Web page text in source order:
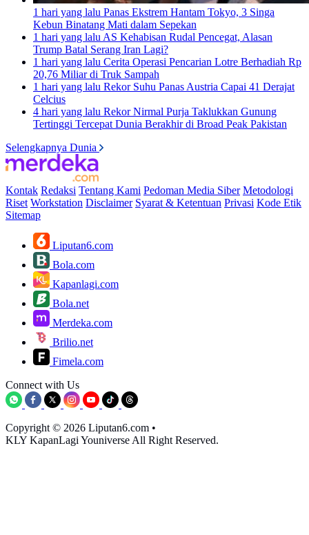
1 hari yang lalu Panas Ekstrem Hantam Tokyo, 3 Singa
Kebun Binatang Mati dalam Sepekan
1 hari yang laluAS Kehabisan Rudal Pencegat, Alasan
Trump Batal Serang Iran Lagi?
1 hari yang lalu Cerita Operasi Pencarian Lotre Berhadiah Rp
20,76 Miliar di Truk Sampah
1 hari yang lalu Rekor Suhu Panas Austria Capai 41 Derajat
Celcius
4 hari yang lalu Rekor Nirmal Purja Taklukkan Gunung
Tertinggi Tercepat Dunia Berakhir di Broad Peak Pakistan
Selengkapnya Dunia
Kontak Redaksi Tentang Kami Pedoman Media Siber Metodologi
Riset Workstation Disclaimer Syarat & Ketentuan Privasi Kode Etik
Sitemap
Liputan6.com
Bola.com
Kapanlagi.com
Bola.net
Merdeka.com
Brilio.net
Fimela.com
Connect with Us
Copyright © 2026 Liputan6.com •
KLY KapanLagi Youniverse All Right Reserved.